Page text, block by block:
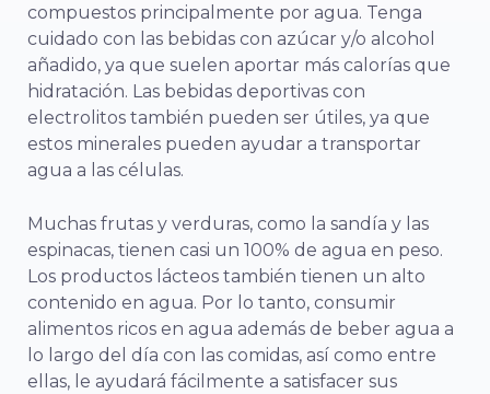
compuestos principalmente por agua. Tenga
cuidado con las bebidas con azúcar y/o alcohol
añadido, ya que suelen aportar más calorías que
hidratación. Las bebidas deportivas con
electrolitos también pueden ser útiles, ya que
estos minerales pueden ayudar a transportar
agua a las células.
Muchas frutas y verduras, como la sandía y las
espinacas, tienen casi un 100% de agua en peso.
Los productos lácteos también tienen un alto
contenido en agua. Por lo tanto, consumir
alimentos ricos en agua además de beber agua a
lo largo del día con las comidas, así como entre
ellas, le ayudará fácilmente a satisfacer sus